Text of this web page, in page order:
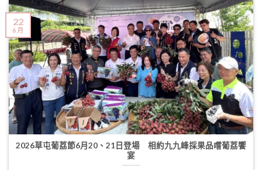
2026草屯葡荔節6月20、21日登場 相約九九峰採果品嚐葡荔饗
宴
22
6 月